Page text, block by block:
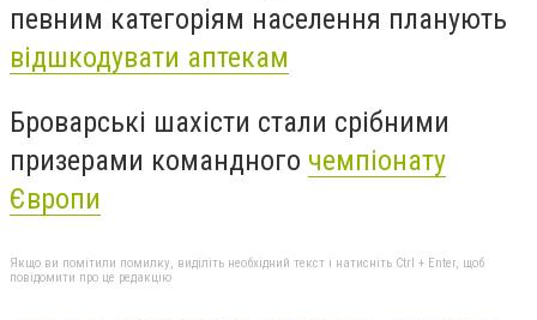
певним категоріям населення планують
відшкодувати аптекам
Броварські шахісти стали срібними
призерами командного чемпіонату
Європи
Якщо ви помітили помилку, виділіть необхідний текст і натисніть Ctrl + Enter, щоб
повідомити про це редакцію